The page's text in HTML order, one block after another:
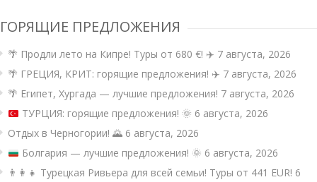
ГОРЯЩИЕ ПРЕДЛОЖЕНИЯ
🌴 Продли лето на Кипре! Туры от 680 €! ✈️ 7 августа, 2026
🌴 ГРЕЦИЯ, КРИТ: горящие предложения! ✈️ 7 августа, 2026
🌴 Египет, Хургада — лучшие предложения! 7 августа, 2026
ТУРЦИЯ: горящие предложения! 🌞 6 августа, 2026
Отдых в Черногории! 🌄 6 августа, 2026
Болгария — лучшие предложения! 🌞 6 августа, 2026
👨‍👩‍👧 Турецкая Ривьера для всей семьи! Туры от 441 EUR! 6